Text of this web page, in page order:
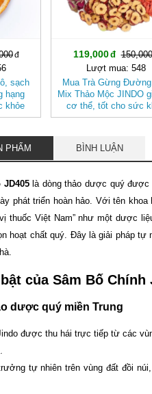
sạch
hạng
khỏe
119,000
150,000
Lượt mua: 548
Mua Trà Gừng
Mix Thảo Mộc JINDO
cơ thể, tốt cho sức
PHẨM BÌNH LUẬN
là dòng thảo dược quý được
phát triển hoàn hảo. Với tên khoa
thuốc Việt Nam” như một dược
hoạt chất quý. Đây là giải pháp
của Sâm Bố Chính
dược quý miền Trung
được thu hái trực tiếp từ các
tự nhiên trên vùng đất đồi